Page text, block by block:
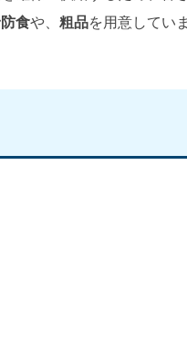
食や、 粗品を用意してい